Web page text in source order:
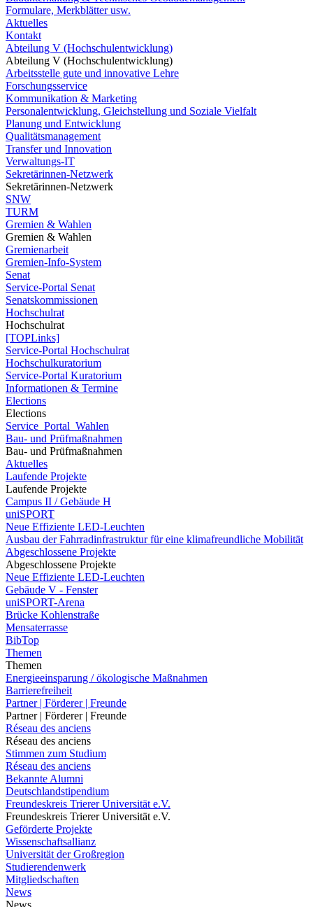
Formulare, Merkblätter usw.
Aktuelles
Kontakt
Abteilung V (Hochschulentwicklung)
Abteilung V (Hochschulentwicklung)
Arbeitsstelle gute und innovative Lehre
Forschungsservice
Kommunikation & Marketing
Personalentwicklung, Gleichstellung und Soziale Vielfalt
Planung und Entwicklung
Qualitätsmanagement
Transfer und Innovation
Verwaltungs-IT
Sekretärinnen-Netzwerk
Sekretärinnen-Netzwerk
SNW
TURM
Gremien & Wahlen
Gremien & Wahlen
Gremienarbeit
Gremien-Info-System
Senat
Service-Portal Senat
Senatskommissionen
Hochschulrat
Hochschulrat
[TOPLinks]
Service-Portal Hochschulrat
Hochschulkuratorium
Service-Portal Kuratorium
Informationen & Termine
Elections
Elections
Service_Portal_Wahlen
Bau- und Prüfmaßnahmen
Bau- und Prüfmaßnahmen
Aktuelles
Laufende Projekte
Laufende Projekte
Campus II / Gebäude H
uniSPORT
Neue Effiziente LED-Leuchten
Ausbau der Fahrradinfrastruktur für eine klimafreundliche Mobilität
Abgeschlossene Projekte
Abgeschlossene Projekte
Neue Effiziente LED-Leuchten
Gebäude V - Fenster
uniSPORT-Arena
Brücke Kohlenstraße
Mensaterrasse
BibTop
Themen
Themen
Energieeinsparung / ökologische Maßnahmen
Barrierefreiheit
Partner | Förderer | Freunde
Partner | Förderer | Freunde
Réseau des anciens
Réseau des anciens
Stimmen zum Studium
Réseau des anciens
Bekannte Alumni
Deutschlandstipendium
Freundeskreis Trierer Universität e.V.
Freundeskreis Trierer Universität e.V.
Geförderte Projekte
Wissenschaftsallianz
Universität der Großregion
Studierendenwerk
Mitgliedschaften
News
News